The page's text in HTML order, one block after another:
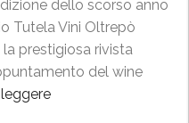
dello scorso anno
Tutela Vini Oltrepò
prestigiosa rivista
del wine